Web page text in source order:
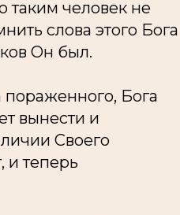
таким человек не
слова этого Бога
Он был.
пораженного, Бога
вынести и
Своего
и теперь